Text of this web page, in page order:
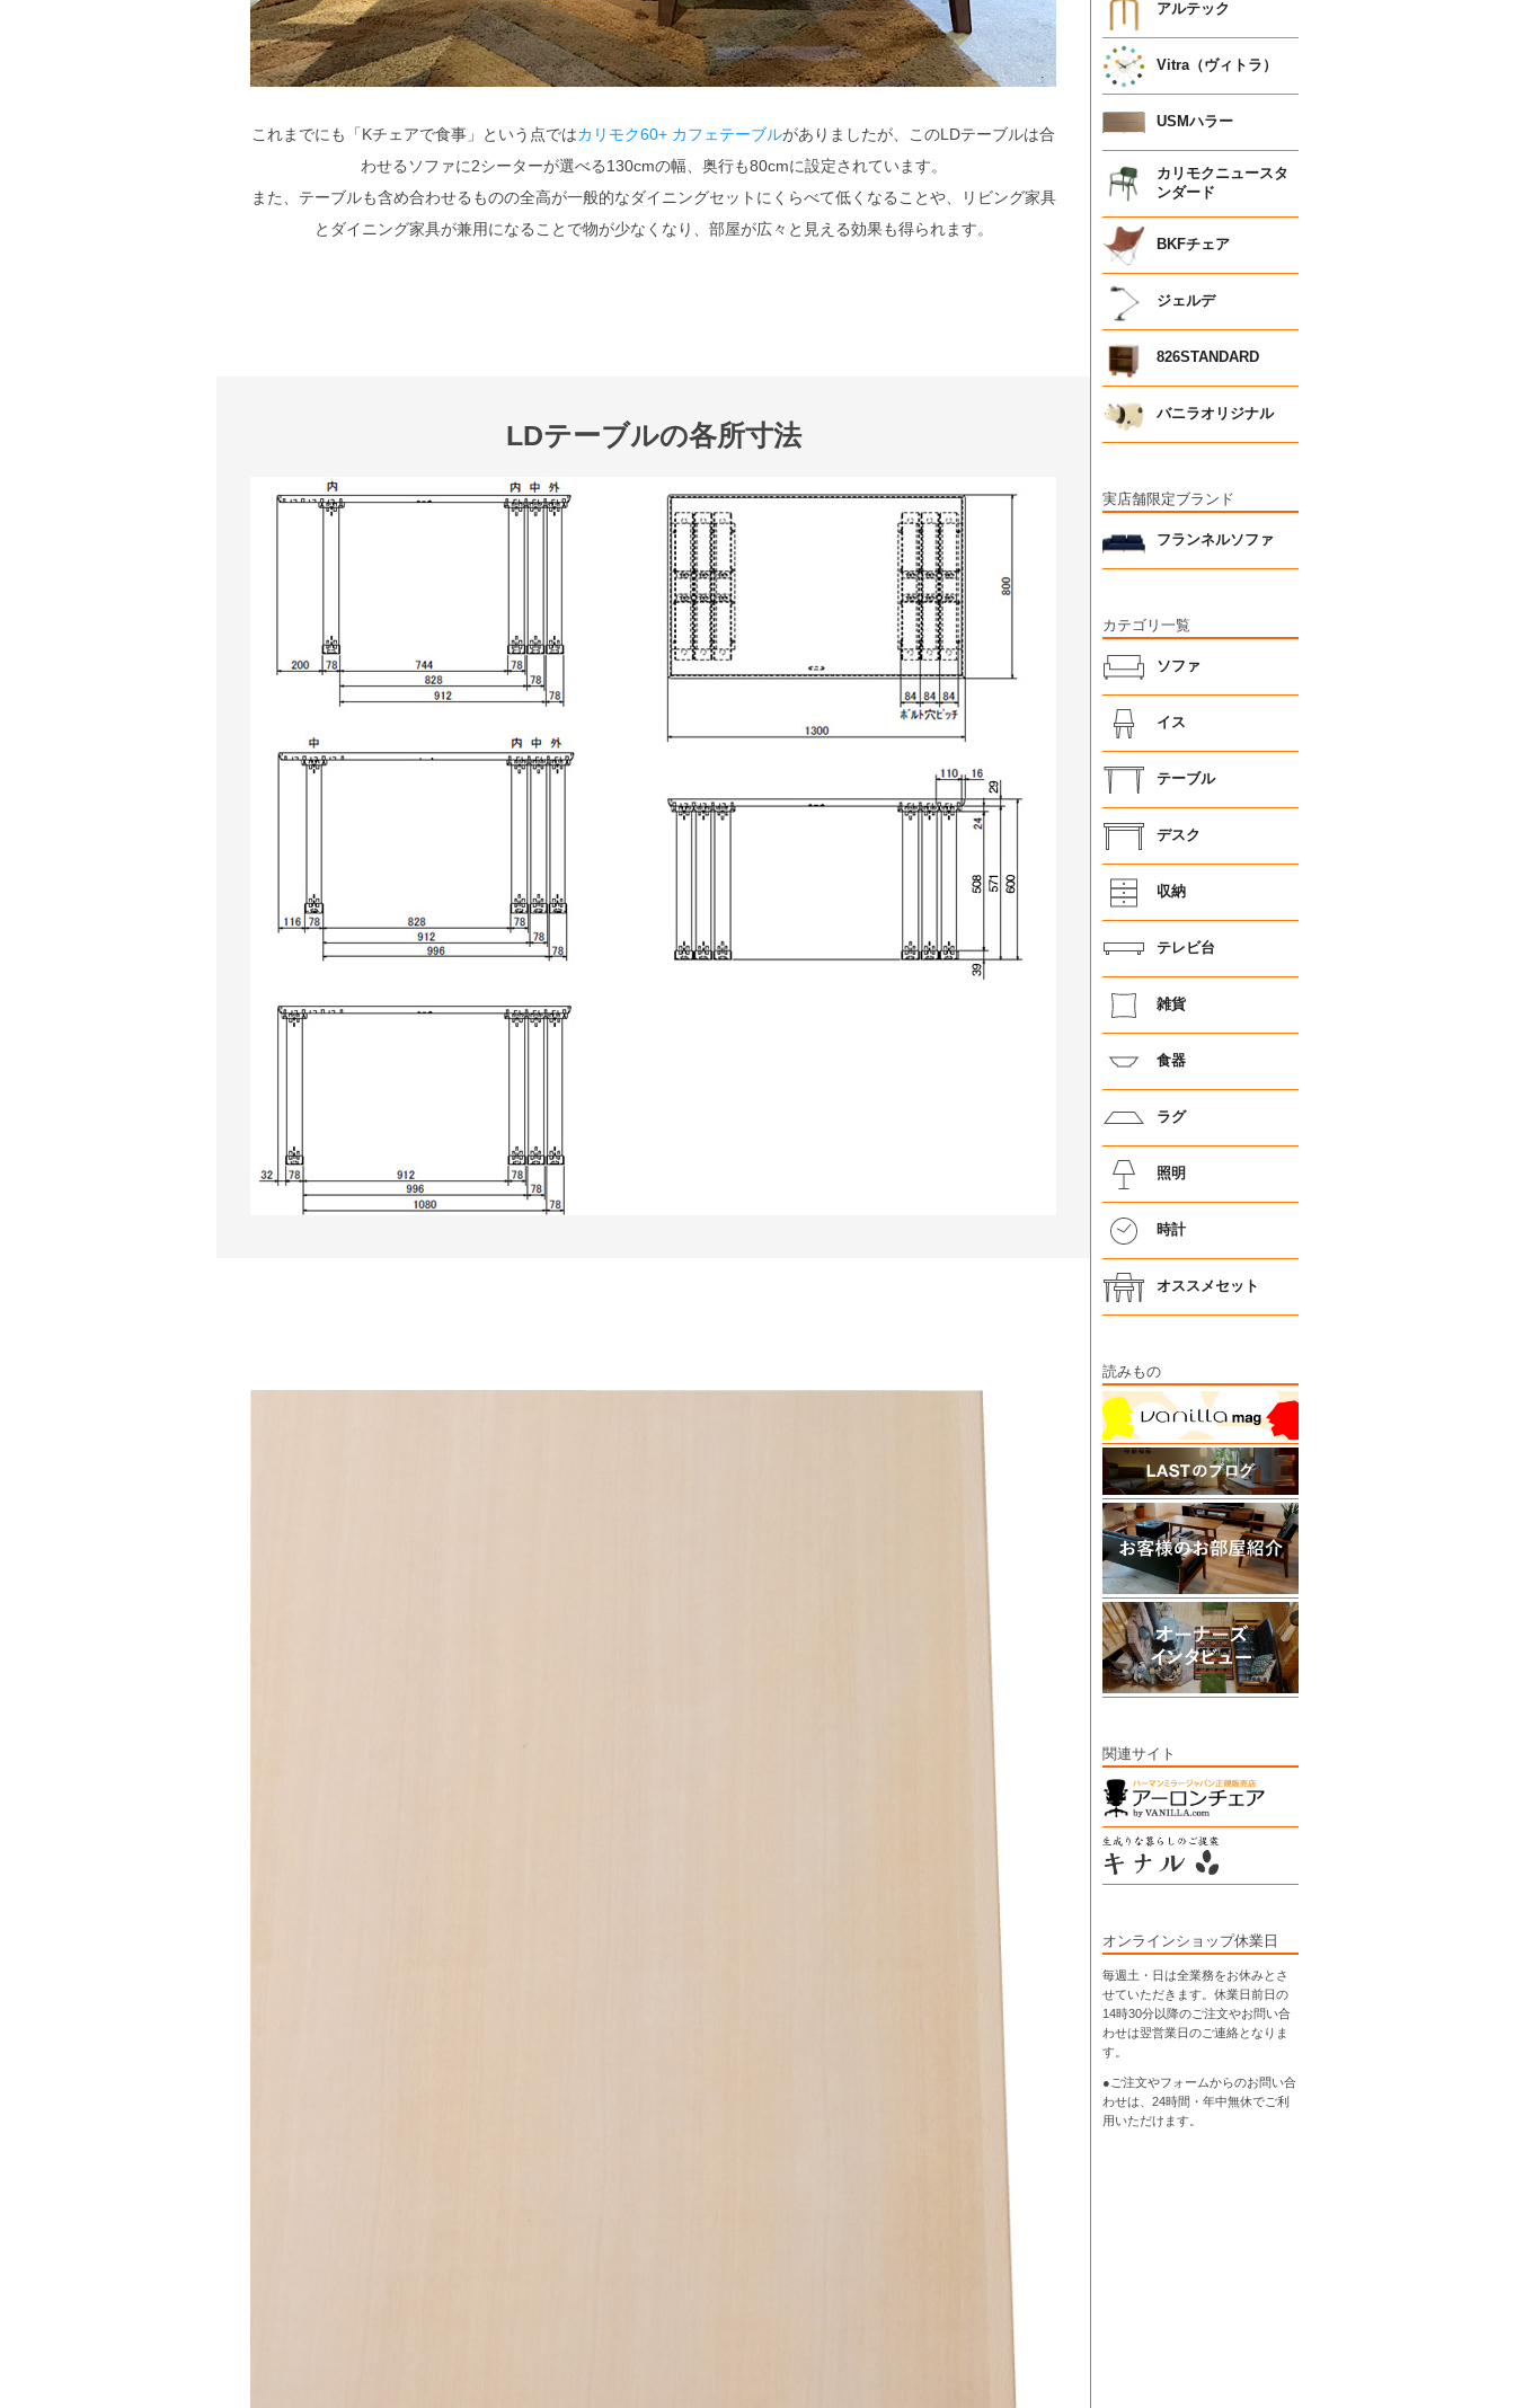
これまでにも「Kチェアで食事」という点ではカリモク60+ カフェテーブルがありましたが、このLDテーブルは合
わせるソファに2シーターが選べる130cmの幅、奥行も80cmに設定されています。
また、テーブルも含め合わせるものの全高が一般的なダイニングセットにくらべて低くなることや、リビング家具
とダイニング家具が兼用になることで物が少なくなり、部屋が広々と見える効果も得られます。
LDテーブルの各所寸法
アルテック
Vitra（ヴィトラ）
USMハラー
カリモクニュースタ
ンダード
BKFチェア
ジェルデ
826STANDARD
バニラオリジナル
実店舗限定ブランド
フランネルソファ
カテゴリ一覧
ソファ
イス
テーブル
デスク
収納
テレビ台
雑貨
食器
ラグ
照明
時計
オススメセット
読みもの
関連サイト
オンラインショップ休業日
毎週土・日は全業務をお休みとさ
せていただきます。休業日前日の
14時30分以降のご注文やお問い合
わせは翌営業日のご連絡となりま
す。
●ご注文やフォームからのお問い合
わせは、 24時間・年中無休でご利
用いただけます。